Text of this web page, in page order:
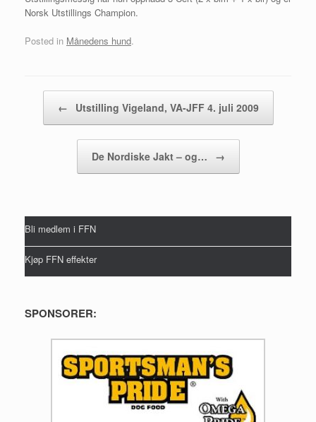
Norsk Utstillings Champion.
Posted in Månedens hund.
← Utstilling Vigeland, VA-JFF 4. juli 2009
De Nordiske Jakt – og… →
Bli medlem i FFN
Kjøp FFN effekter
SPONSORER: